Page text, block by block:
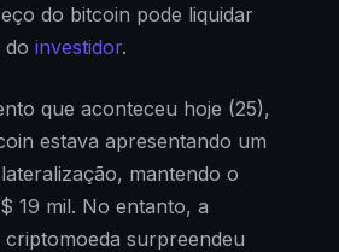
do bitcoin pode liquidar
do investidor.
que aconteceu hoje (25),
estava apresentando um
mantendo o
19 mil. No entanto, a
surpreendeu